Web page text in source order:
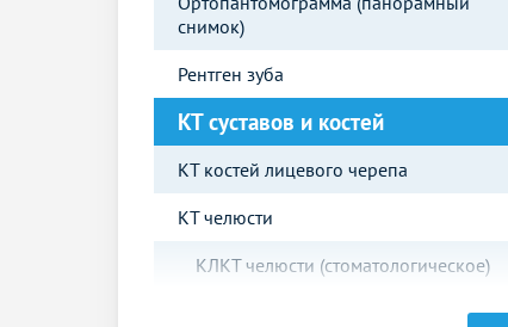
снимок)
Рентген зуба
КТ суставов и костей
КТ костей лицевого черепа
КТ челюсти
КЛКТ челюсти (стоматологическое)